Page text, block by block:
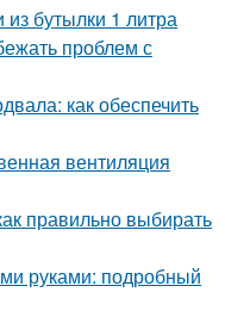
из бутылки 1 литра
проблем с
как обеспечить
вентиляция
правильно выбирать
руками: подробный